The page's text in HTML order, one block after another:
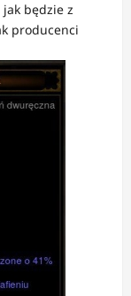
będzie z
producenci